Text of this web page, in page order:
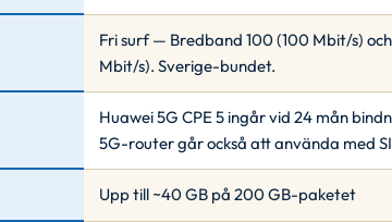
Fri surf — Bredband 100 (100 Mbit/s)
Mbit/s). Sverige-bundet.
Huawei 5G CPE 5 ingår vid 24 mån
5G-router går också att använda med
Upp till ~40 GB på 200 GB-paketet